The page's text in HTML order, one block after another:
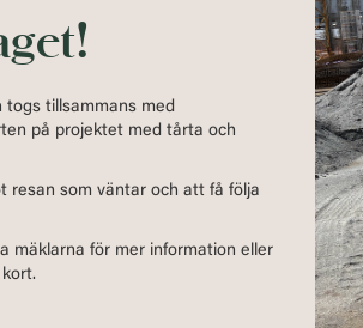
tillsammans med
på projektet med tårta och
resan som väntar och att få följa
mäklarna för mer information eller